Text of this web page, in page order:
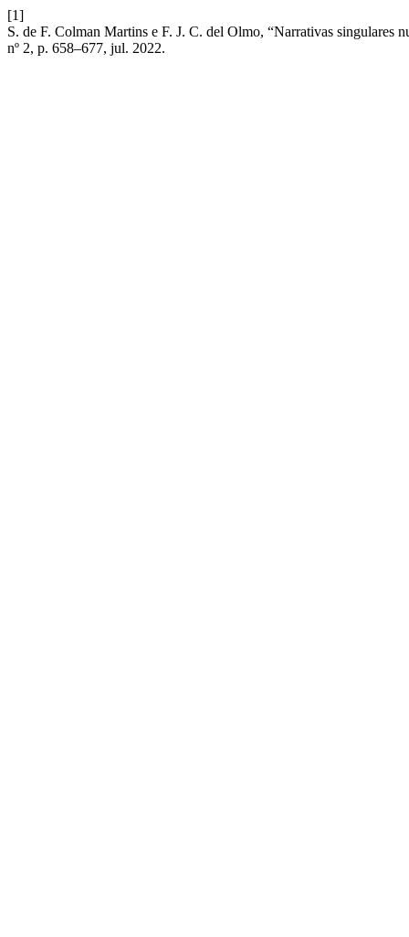
[1]
S. de F. Colman Martins e F. J. C. del Olmo, “Narrativas singulares
nº 2, p. 658–677, jul. 2022.